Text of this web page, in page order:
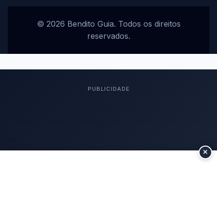
© 2026 Bendito Guia. Todos os direitos
reservados.